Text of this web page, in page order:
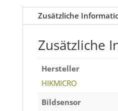
Zusätzliche
Zusätzliche
Hersteller
HIKMICRO
Bildsensor